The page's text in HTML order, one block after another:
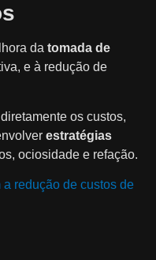
da tomada de
e à redução de
os custos,
estratégias
ociosidade e refação.
redução de custos de